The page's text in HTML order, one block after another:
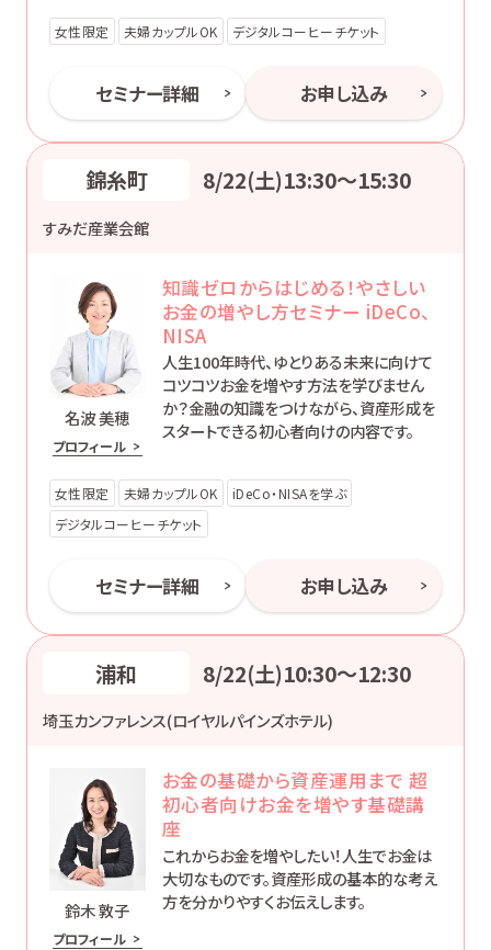
う。
女性限定 夫婦カップルOK デジタルコーヒーチケット
セミナー詳細 お申し込み
錦糸町 8/22(土)13:30〜15:30
すみだ産業会館
名波 美穂
プロフィール
知識ゼロからはじめる！やさしい
お金の増やし方セミナー iDeCo、
NISA
人生100年時代、ゆとりある未来に向けて
コツコツお金を増やす方法を学びません
か？金融の知識をつけながら、資産形成を
スタートできる初心者向けの内容です。
女性限定 夫婦カップルOK
iDeCo・NISAを学ぶ
デジタルコーヒーチケット
セミナー詳細 お申し込み
浦和 8/22(土)10:30〜12:30
埼玉カンファレンス(ロイヤルパインズホテル)
鈴木 敦子
プロフィール
お金の基礎から資産運用まで 超
初心者向けお金を増やす基礎講
座
これからお金を増やしたい！人生でお金は
大切なものです。資産形成の基本的な考え
方を分かりやすくお伝えします。